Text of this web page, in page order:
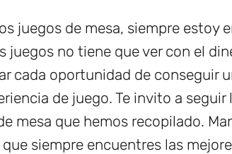
juegos de mesa, siempre estoy
juegos no tiene que ver con el
cada oportunidad de conseguir
de juego. Te invito a
mesa que hemos recopilado.
siempre encuentres las